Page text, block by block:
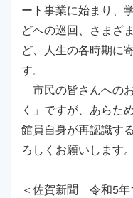
ート事業に始まり、
どへの巡回、さまざ
ど、人生の各時期に
す。
市民の皆さんへの
く」ですが、あらた
館員自身が再認識す
ろしくお願いします
＜佐賀新聞 令和5年